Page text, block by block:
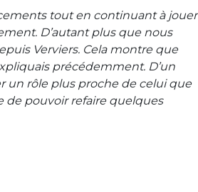
tout en continuant à jouer
D’autant plus que nous
Verviers. Cela montre que
précédemment. D’un
un rôle plus proche de celui que
de pouvoir refaire quelques